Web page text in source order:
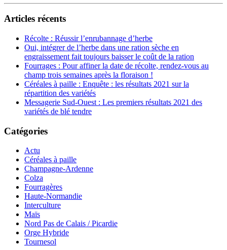
Articles récents
Récolte : Réussir l’enrubannage d’herbe
Oui, intégrer de l’herbe dans une ration sèche en
engraissement fait toujours baisser le coût de la ration
Fourrages : Pour affiner la date de récolte, rendez-vous au
champ trois semaines après la floraison !
Céréales à paille : Enquête : les résultats 2021 sur la
répartition des variétés
Messagerie Sud-Ouest : Les premiers résultats 2021 des
variétés de blé tendre
Catégories
Actu
Céréales à paille
Champagne-Ardenne
Colza
Fourragères
Haute-Normandie
Interculture
Maïs
Nord Pas de Calais / Picardie
Orge Hybride
Tournesol